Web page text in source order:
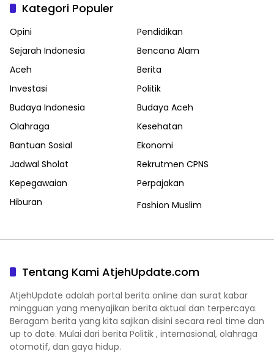
Kategori Populer
Opini
Pendidikan
Sejarah Indonesia
Bencana Alam
Aceh
Berita
Investasi
Politik
Budaya Indonesia
Budaya Aceh
Olahraga
Kesehatan
Bantuan Sosial
Ekonomi
Jadwal Sholat
Rekrutmen CPNS
Kepegawaian
Perpajakan
Hiburan
Fashion Muslim
Tentang Kami AtjehUpdate.com
AtjehUpdate adalah portal berita online dan surat kabar
mingguan yang menyajikan berita aktual dan terpercaya.
Beragam berita yang kita sajikan disini secara real time dan
up to date. Mulai dari berita Politik , internasional, olahraga
otomotif, dan gaya hidup.